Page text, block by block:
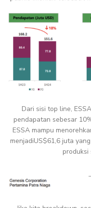
Dari sisi top line,
pendapatan sebesar
ESSA mampu
menjadiUS$61,6 juta
produksi